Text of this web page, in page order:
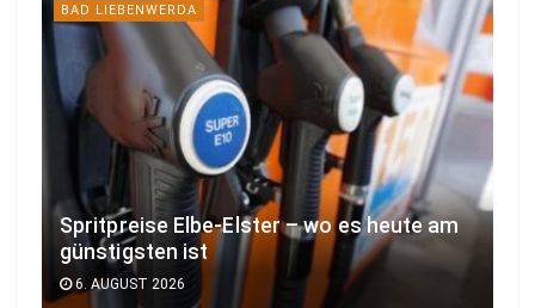
BAD LIEBENWERDA
Spritpreise Elbe-Elster – wo es heute am
günstigsten ist
6. AUGUST 2026